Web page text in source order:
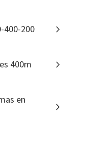
400-200
400m
en